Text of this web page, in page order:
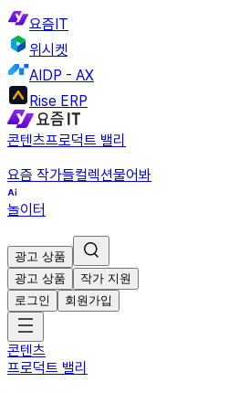
요즘IT
위시켓
AIDP - AX
Rise ERP
콘텐츠프로덕트 밸리
요즘 작가들컬렉션물어봐
놀이터
광고 상품
광고 상품
작가 지원
로그인
회원가입
콘텐츠
프로덕트 밸리